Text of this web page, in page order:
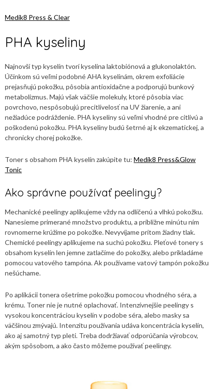
Medik8 Press & Clear
PHA kyseliny
Najnovší typ kyselín tvorí kyselina laktobiónová a glukonolaktón.
Účinkom sú veľmi podobné AHA kyselinám, okrem exfoliácie
prejasňujú pokožku, pôsobia antioxidačne a podporujú bunkový
metabolizmus. Majú však väčšie molekuly, ktoré pôsobia viac
povrchovo, nespôsobujú precitlivelosť na UV žiarenie, a ani
nežiadúce podráždenie. PHA kyseliny sú veľmi vhodné pre citlivú a
poškodenú pokožku. PHA kyseliny budú šetrné aj k ekzematickej, a
chronicky chorej pokožke.
Toner s obsahom PHA kyselín zakúpite tu: Medik8 Press&Glow
Tonic
Ako správne používať peelingy?
Mechanické peelingy aplikujeme vždy na odlíčenú a vlhkú pokožku.
Nanesieme primerané množstvo produktu, a približne minútu ním
rovnomerne krúžime po pokožke. Nevyvíjame pritom žiadny tlak.
Chemické peelingy aplikujeme na suchú pokožku. Pleťové tonery s
obsahom kyselín len jemne zatlačíme do pokožky, alebo prikladáme
pomocou vatového tampóna. Ak používame vatový tampón pokožku
nešúchame.
Po aplikácii tonera ošetríme pokožku pomocou vhodného séra, a
krému. Toner nie je nutné oplachovať. Intenzívnejšie peelingy s
vysokou koncentráciou kyselín v podobe séra, alebo masky sa
väčšinou zmývajú. Intenzitu používania udáva koncentrácia kyselín,
ako aj samotný typ pleti. Treba dodržiavať odporúčania výrobcov,
akým spôsobom, a ako často môžeme používať peelingy.